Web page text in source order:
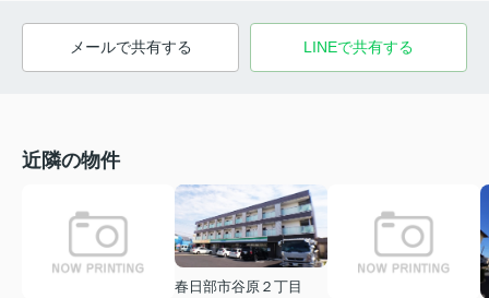
メールで共有する LINEで共有する
近隣の物件
春日部市谷原２丁目